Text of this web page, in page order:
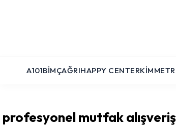
A101BIMÇAĞRIHAPPY CENTERKIM
profesyonel mutfak